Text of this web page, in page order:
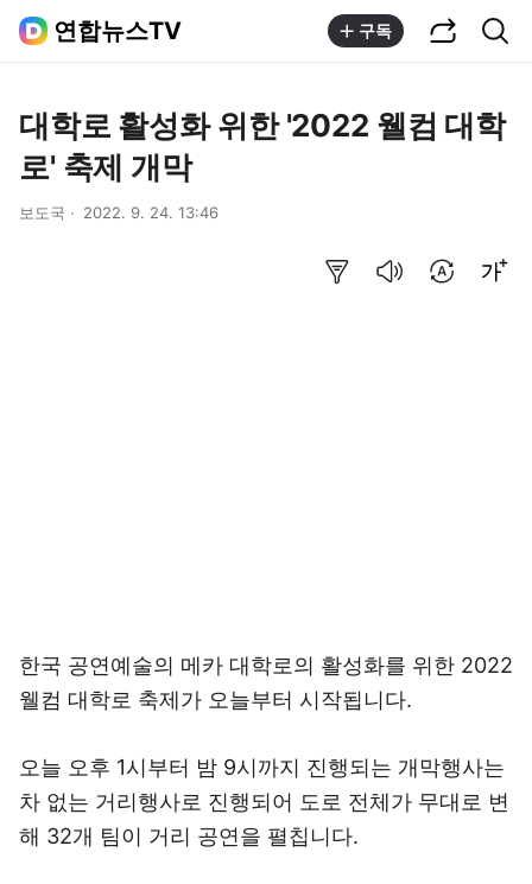
연합뉴스TV 구독
대학로 활성화 위한 '2022 웰컴 대학
로' 축제 개막
보도국 2022. 9. 24. 13:46
한국 공연예술의 메카 대학로의 활성화를 위한 2022
웰컴 대학로 축제가 오늘부터 시작됩니다.
오늘 오후 1시부터 밤 9시까지 진행되는 개막행사는
차 없는 거리행사로 진행되어 도로 전체가 무대로 변
해 32개 팀이 거리 공연을 펼칩니다.